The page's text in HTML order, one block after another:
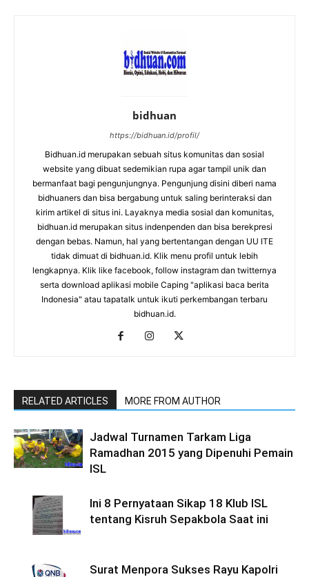
bidhuan
https://bidhuan.id/profil/
Bidhuan.id merupakan sebuah situs komunitas dan sosial
website yang dibuat sedemikian rupa agar tampil unik dan
bermanfaat bagi pengunjungnya. Pengunjung disini diberi nama
bidhuaners dan bisa bergabung untuk saling berinteraksi dan
kirim artikel di situs ini. Layaknya media sosial dan komunitas,
bidhuan.id merupakan situs indenpenden dan bisa berekpresi
dengan bebas. Namun, hal yang bertentangan dengan UU ITE
tidak dimuat di bidhuan.id. Klik menu profil untuk lebih
lengkapnya. Klik like facebook, follow instagram dan twitternya
serta download aplikasi mobile Caping "aplikasi baca berita
Indonesia" atau tapatalk untuk ikuti perkembangan terbaru
bidhuan.id.
RELATED ARTICLES MORE FROM AUTHOR
Jadwal Turnamen Tarkam Liga
Ramadhan 2015 yang Dipenuhi Pemain
ISL
Ini 8 Pernyataan Sikap 18 Klub ISL
tentang Kisruh Sepakbola Saat ini
Surat Menpora Sukses Rayu Kapolri